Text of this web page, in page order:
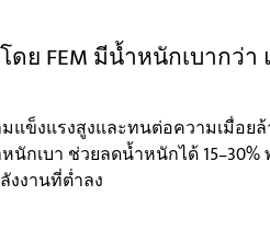
ย FEM มีน้ำหนักเบากว่
ข็งแรงสูงและทนต่อความเมื่อยล้
นักเบา ช่วยลดน้ำหนักได้
งงานที่ต่ำลง